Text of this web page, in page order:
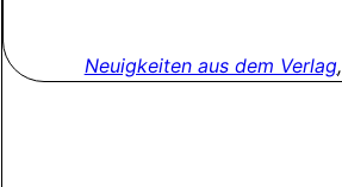
Neuigkeiten aus dem Verlag,